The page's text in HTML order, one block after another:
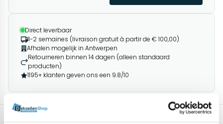
Direct leverbaar
1-2 semaines (livraison gratuit à partir de € 100,00)
Afhalen mogelijk in Antwerpen
Retourneren binnen 14 dagen (alleen standaard
producten)
1195+ klanten geven ons een 9.8/10